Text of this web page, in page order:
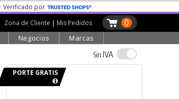
· Verificado por
0
Zona de Cliente | Mis Pedidos
Negocios Marcas
Sin IVA
PORTE GRATIS